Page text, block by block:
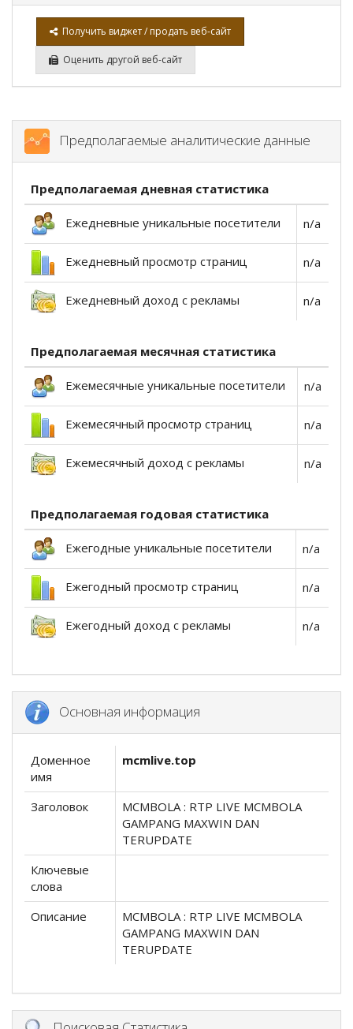
Получить виджет / продать веб-сайт
Оценить другой веб-сайт
Предполагаемые аналитические данные
Предполагаемая дневная статистика
Ежедневные уникальные посетители n/a
Ежедневный просмотр страниц n/a
Ежедневный доход с рекламы n/a
Предполагаемая месячная статистика
Ежемесячные уникальные посетители n/a
Ежемесячный просмотр страниц n/a
Ежемесячный доход с рекламы n/a
Предполагаемая годовая статистика
Ежегодные уникальные посетители n/a
Ежегодный просмотр страниц n/a
Ежегодный доход с рекламы n/a
Основная информация
Доменное
имя
mcmlive.top
Заголовок
MCMBOLA : RTP LIVE MCMBOLA
GAMPANG MAXWIN DAN
TERUPDATE
Ключевые
слова
Описание
MCMBOLA : RTP LIVE MCMBOLA
GAMPANG MAXWIN DAN
TERUPDATE